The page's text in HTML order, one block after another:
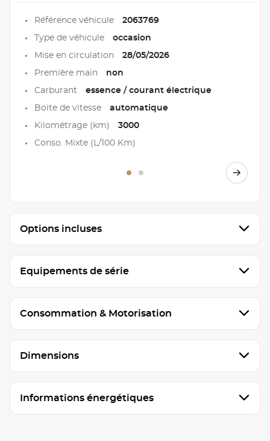
Référence véhicule 2063769
Type de véhicule occasion
Mise en circulation 28/05/2026
Première main non
Carburant essence / courant électrique
Boite de vitesse automatique
Kilométrage (km) 3000
Conso. Mixte (L/100 Km)
Options incluses
Equipements de série
Consommation & Motorisation
Dimensions
Informations énergétiques